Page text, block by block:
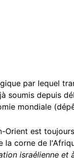
par lequel
soumis depuis
mondiale
est
la corne de
israélienne et